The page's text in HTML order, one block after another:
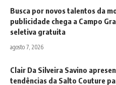
Busca por novos talentos da
publicidade chega a Campo
seletiva gratuita
agosto 7, 2026
Clair Da Silveira Savino
tendências da Salto Couture